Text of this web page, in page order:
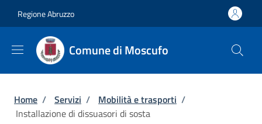
Regione Abruzzo
Comune di Moscufo
Briciole di pane
Home / Servizi / Mobilità e trasporti /
Installazione di dissuasori di sosta